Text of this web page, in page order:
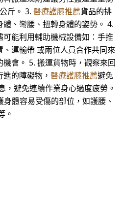
斤。 3. 醫療護膝推薦貨品的排
、彎腰、扭轉身體的姿勢。 4.
可能利用輔助機械設備如：手推
運輸帶 或兩位人員合作共同來
會。 5. 搬運貨物時，觀察來回
的障礙物， 醫療護膝推薦避免
，避免連續作業身心過度疲勞。
體容易受傷的部位，如護腰、
。